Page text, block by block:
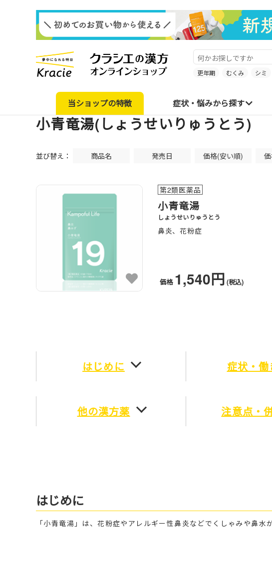
更年期 むくみ シミ
当ショップの特徴 症状・悩みから探す
小青竜湯(しょうせいりゅうとう)
並び替え： 商品名 発売日 価格(安い順)
第2類医薬品
小青竜湯
しょうせいりゅうとう
鼻炎、花粉症
価格 1,540円 (税込)
はじめに 症状・働
他の漢方薬 注意点・
はじめに
「小青竜湯」は、花粉症やアレルギー性鼻炎などでくしゃみや鼻水